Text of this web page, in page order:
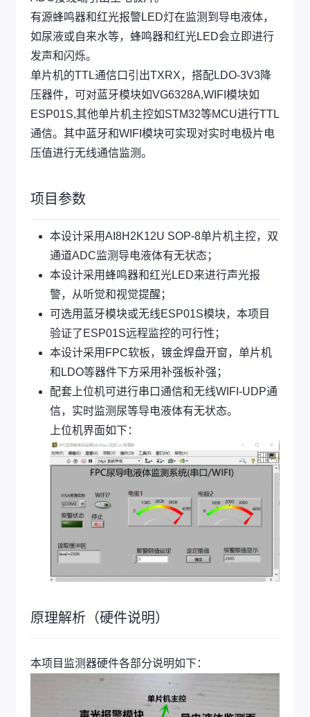
有源蜂鸣器和红光报警LED灯在监测到导电液体，
如尿液或自来水等，蜂鸣器和红光LED会立即进行
发声和闪烁。
单片机的TTL通信口引出TXRX，搭配LDO-3V3降
压器件，可对蓝牙模块如VG6328A,WIFI模块如
ESP01S,其他单片机主控如STM32等MCU进行TTL
通信。其中蓝牙和WIFI模块可实现对实时电极片电
压值进行无线通信监测。
项目参数
本设计采用AI8H2K12U SOP-8单片机主控，双
通道ADC监测导电液体有无状态；
本设计采用蜂鸣器和红光LED来进行声光报
警，从听觉和视觉提醒；
可选用蓝牙模块或无线ESP01S模块，本项目
验证了ESP01S远程监控的可行性；
本设计采用FPC软板，镀金焊盘开窗，单片机
和LDO等器件下方采用补强板补强；
配套上位机可进行串口通信和无线WIFI-UDP通
信，实时监测尿等导电液体有无状态。
上位机界面如下：
原理解析（硬件说明）
本项目监测器硬件各部分说明如下：